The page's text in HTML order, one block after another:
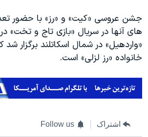
جشن عروسی «کیت» و «رز» با حضور
های آنها در سریال «بازی تاج و تخت»
«واردهیل» در شمال اسکاتلند برگزار شد
خانواده «رز لزلی» است.
اشتراک Follow us